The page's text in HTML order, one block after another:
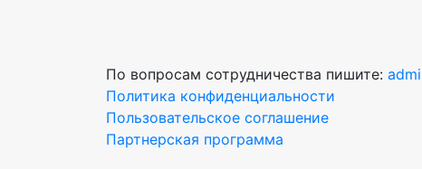
По вопросам сотрудничества пишите:
Политика конфиденциальности
Пользовательское соглашение
Партнерская программа